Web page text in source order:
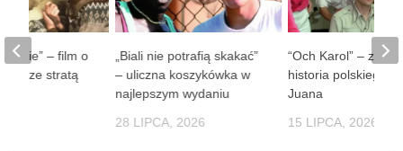
„Biali nie potrafią skakać”
– uliczna koszykówka w
najlepszym wydaniu
28 LIPCA, 2026
“Och Karol” –
historia polskiego
Juana
15 LIPCA, 2026
ludzie” – film o
ze stratą